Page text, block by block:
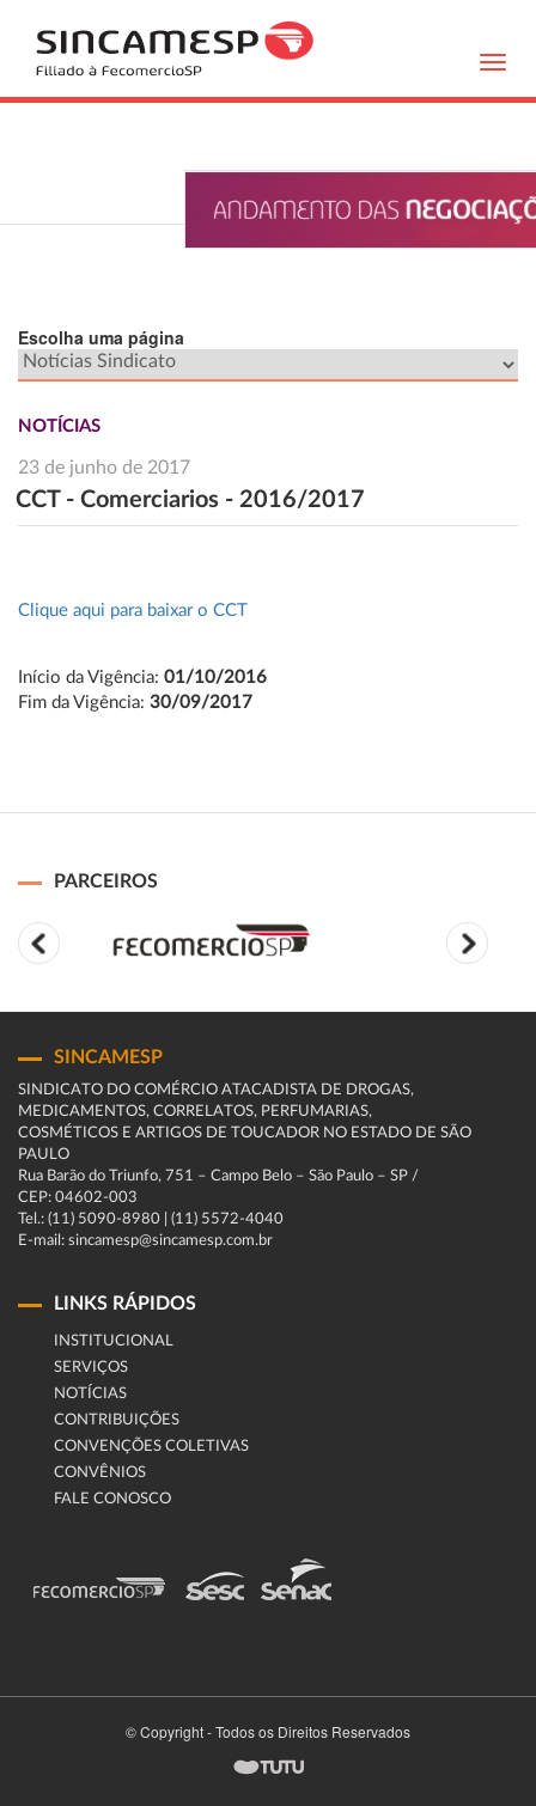
Escolha uma página
NOTÍCIAS
23 de junho de 2017
CCT - Comerciarios - 2016/2017
Clique aqui para baixar o CCT
Início da Vigência: 01/10/2016
Fim da Vigência: 30/09/2017
PARCEIROS
SINCAMESP
SINDICATO DO COMÉRCIO ATACADISTA DE DROGAS,
MEDICAMENTOS, CORRELATOS, PERFUMARIAS,
COSMÉTICOS E ARTIGOS DE TOUCADOR NO ESTADO DE SÃO
PAULO
Rua Barão do Triunfo, 751 – Campo Belo – São Paulo – SP /
CEP: 04602-003
Tel.: (11) 5090-8980 | (11) 5572-4040
E-mail: sincamesp@sincamesp.com.br
LINKS RÁPIDOS
INSTITUCIONAL
SERVIÇOS
NOTÍCIAS
CONTRIBUIÇÕES
CONVENÇÕES COLETIVAS
CONVÊNIOS
FALE CONOSCO
© Copyright - Todos os Direitos Reservados